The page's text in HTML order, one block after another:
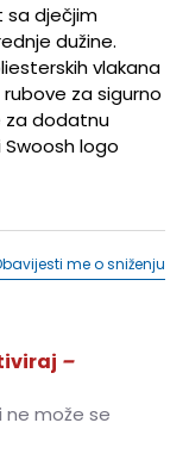
sa dječjim
dužine.
vlakana
za sigurno
za dodatnu
logo
me o sniženju
–
ne može se